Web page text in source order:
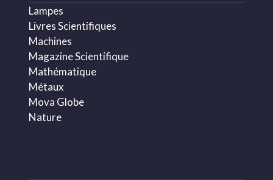
Lampes
Livres Scientifiques
Machines
Magazine Scientifique
Mathématique
Métaux
Mova Globe
Nature